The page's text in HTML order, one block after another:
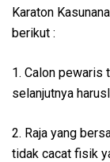
Karaton
berikut :
1. Calon pewaris
selanjutnya
2. Raja yang
tidak cacat fisik